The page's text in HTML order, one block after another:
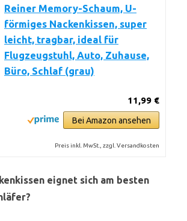
Reiner Memory-Schaum, U-
förmiges Nackenkissen, super
leicht, tragbar, ideal für
Flugzeugstuhl, Auto, Zuhause,
Büro, Schlaf (grau)
11,99 €
Bei Amazon ansehen
Preis inkl. MwSt., zzgl. Versandkosten
eignet sich am besten